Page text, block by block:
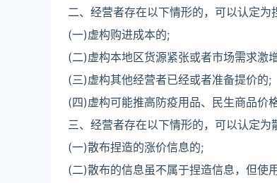
二、经营者存在以下情形的，可以认定为
(一)虚构购进成本的;
(二)虚构本地区货源紧张或者市场需求激
(三)虚构其他经营者已经或者准备提价的;
(四)虚构可能推高防疫用品、民生商品价
三、经营者存在以下情形的，可以认定为
(一)散布捏造的涨价信息的;
(二)散布的信息虽不属于捏造信息，但使